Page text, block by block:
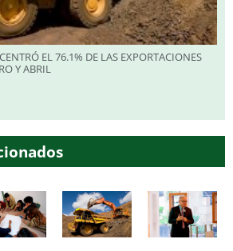
EL 76.1% DE LAS EXPORTACIONES
Y ABRIL